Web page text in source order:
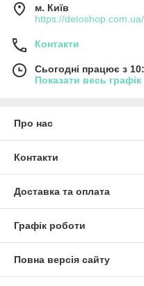
м. Київ
https://detoshop.com.ua/
Контакти
Сьогодні працює з
Показати весь
Про нас
Контакти
Доставка та оплата
Графік роботи
Повна версія сайту